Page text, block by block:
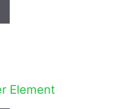
Element